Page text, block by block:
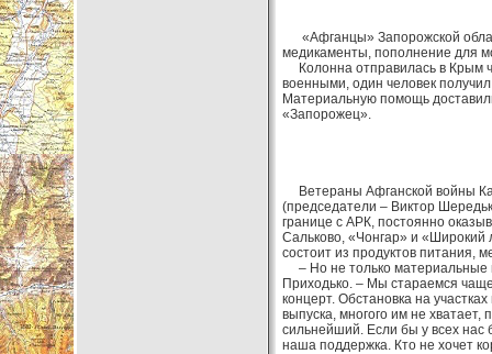
«Афганцы» Запорожской
медикаменты, пополнение для
Колонна отправилась в Крым
военными, один человек
Материальную помощь
«Запорожец».
Ветераны Афганской войны
(председатели – Виктор
границе с АРК, постоянно
Сальково, «Чонгар» и
состоит из продуктов питания,
– Но не только материальные
Приходько. – Мы стараемся
концерт. Обстановка на
выпуска, многого им не
сильнейший. Если бы у всех нас
наша поддержка. Кто не хочет